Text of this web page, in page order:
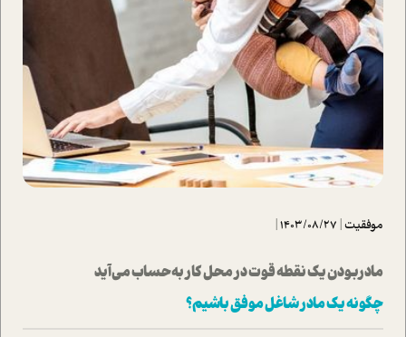
موفقیت|
1403/08/27
|
مادر‌بودن یک نقطه قوت در محل کار به حساب می‌آید
چگونه یک مادر شاغل موفق باشیم؟